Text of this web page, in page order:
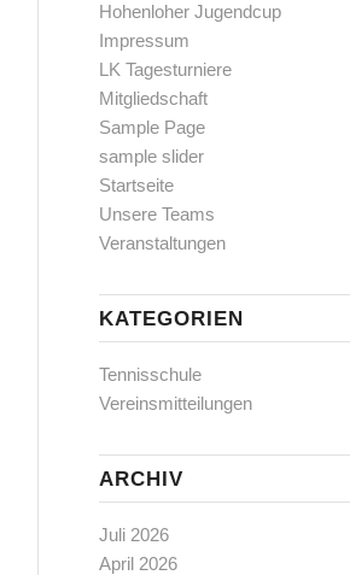
Hohenloher Jugendcup
Impressum
LK Tagesturniere
Mitgliedschaft
Sample Page
sample slider
Startseite
Unsere Teams
Veranstaltungen
KATEGORIEN
Tennisschule
Vereinsmitteilungen
ARCHIV
Juli 2026
April 2026